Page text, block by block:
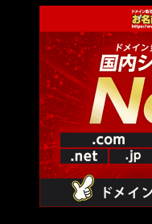
せ、新たな洞察を生み出